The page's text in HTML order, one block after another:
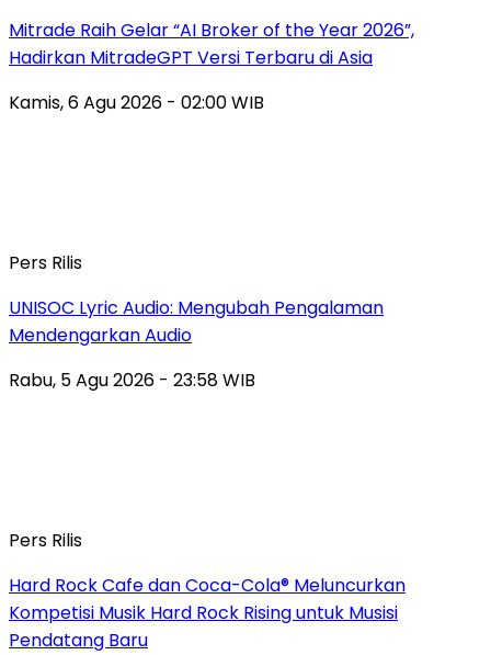
Mitrade Raih Gelar “AI Broker of the Year 2026”,
Hadirkan MitradeGPT Versi Terbaru di Asia
Kamis, 6 Agu 2026 - 02:00 WIB
Pers Rilis
UNISOC Lyric Audio: Mengubah Pengalaman
Mendengarkan Audio
Rabu, 5 Agu 2026 - 23:58 WIB
Pers Rilis
Hard Rock Cafe dan Coca-Cola® Meluncurkan
Kompetisi Musik Hard Rock Rising untuk Musisi
Pendatang Baru